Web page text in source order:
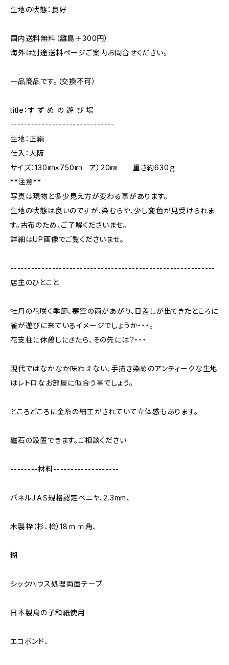
生地の状態：良好
国内送料無料（離島＋300円）
海外は別途送料ページご案内お問合せください。
一品商品です。（交換不可）
title：す ず め の 遊 び 場
------------------------------
生地：正絹
仕入：大阪
サイズ：130㎜×750㎜ ア）20㎜ 重さ約630ｇ
**注意**
写真は現物と多少見え方が変わる事があります。
生地の状態は良いのですが、染むらや、少し変色が見受けられま
す。古布のため、ご了解くださいませ。
詳細はUP画像でご覧くださいませ。
-----------------------------------------------------------
店主のひとこと
牡丹の花咲く季節、寒空の雨があがり、日差しが出てきたところに
雀が遊びに来ているイメージでしょうか・・・。
花支柱に休憩しにきたら、その先には？・・・
現代ではなかなか味わえない、手描き染めのアンティークな生地
はレトロなお部屋に似合う事でしょう。
ところどころに金糸の細工がされていて立体感もあります。
磁石の設置できます。ご相談ください
--------材料-------------------
パネルＪＡＳ規格認定ベニヤ、2.3mm、
木製枠（杉、桧）18ｍｍ角、
糊
シックハウス処理両面テープ
日本製鳥の子和紙使用
エコボンド、